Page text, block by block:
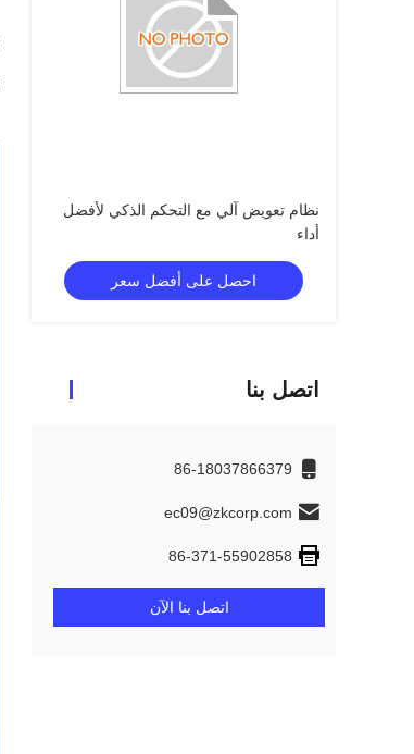
نظام تعويض آلي مع التحكم الذكي لأفضل
أداء
احصل على أفضل سعر
اتصل بنا
86-18037866379
ec09@zkcorp.com
86-371-55902858
اتصل بنا الآن